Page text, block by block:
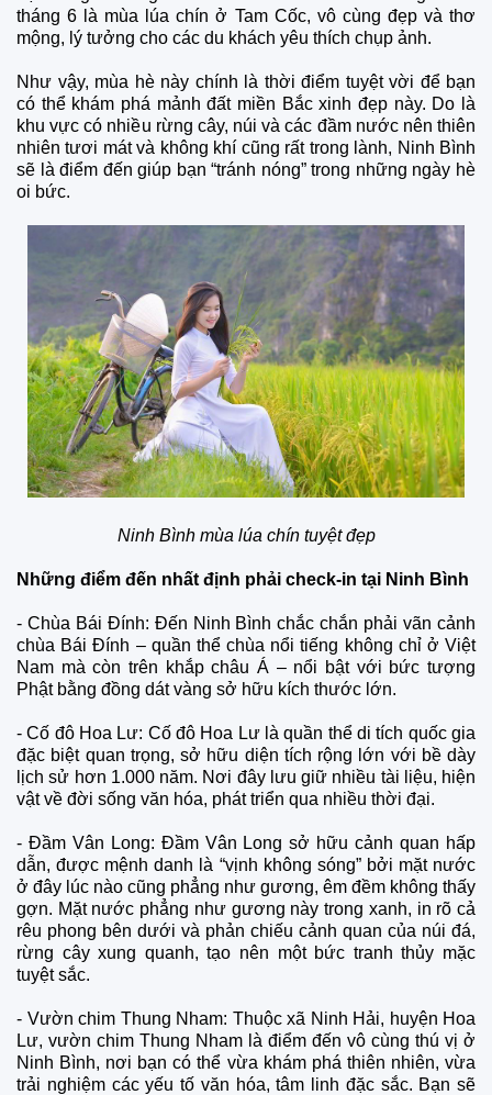
tháng 6 là mùa lúa chín ở Tam Cốc, vô cùng đẹp và thơ
mộng, lý tưởng cho các du khách yêu thích chụp ảnh.
Như vậy, mùa hè này chính là thời điểm tuyệt vời để bạn
có thể khám phá mảnh đất miền Bắc xinh đẹp này. Do là
khu vực có nhiều rừng cây, núi và các đầm nước nên thiên
nhiên tươi mát và không khí cũng rất trong lành, Ninh Bình
sẽ là điểm đến giúp bạn “tránh nóng” trong những ngày hè
oi bức.
Ninh Bình mùa lúa chín tuyệt đẹp
Những điểm đến nhất định phải check-in tại Ninh Bình
- Chùa Bái Đính: Đến Ninh Bình chắc chắn phải vãn cảnh
chùa Bái Đính – quần thể chùa nổi tiếng không chỉ ở Việt
Nam mà còn trên khắp châu Á – nổi bật với bức tượng
Phật bằng đồng dát vàng sở hữu kích thước lớn.
- Cố đô Hoa Lư: Cố đô Hoa Lư là quần thể di tích quốc gia
đặc biệt quan trọng, sở hữu diện tích rộng lớn với bề dày
lịch sử hơn 1.000 năm. Nơi đây lưu giữ nhiều tài liệu, hiện
vật về đời sống văn hóa, phát triển qua nhiều thời đại.
- Đầm Vân Long: Đầm Vân Long sở hữu cảnh quan hấp
dẫn, được mệnh danh là “vịnh không sóng” bởi mặt nước
ở đây lúc nào cũng phẳng như gương, êm đềm không thấy
gợn. Mặt nước phẳng như gương này trong xanh, in rõ cả
rêu phong bên dưới và phản chiếu cảnh quan của núi đá,
rừng cây xung quanh, tạo nên một bức tranh thủy mặc
tuyệt sắc.
- Vườn chim Thung Nham: Thuộc xã Ninh Hải, huyện Hoa
Lư, vườn chim Thung Nham là điểm đến vô cùng thú vị ở
Ninh Bình, nơi bạn có thể vừa khám phá thiên nhiên, vừa
trải nghiệm các yếu tố văn hóa, tâm linh đặc sắc. Bạn sẽ